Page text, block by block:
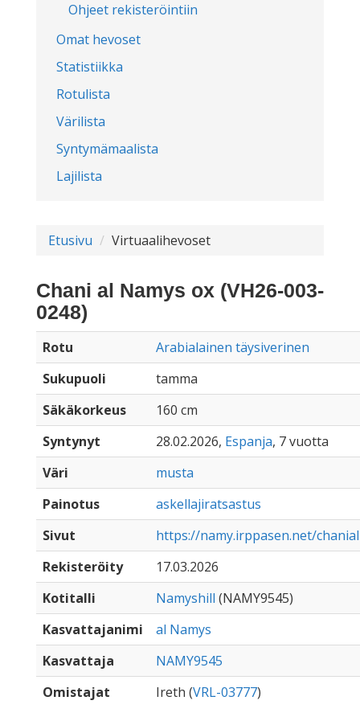
Ohjeet rekisteröintiin
Omat hevoset
Statistiikka
Rotulista
Värilista
Syntymämaalista
Lajilista
Etusivu Virtuaalihevoset
Chani al Namys ox (VH26-003-
0248)
Rotu
Arabialainen täysiverinen
Sukupuoli
tamma
Säkäkorkeus
160 cm
Syntynyt
28.02.2026, Espanja, 7 vuotta
Väri
musta
Painotus
askellajiratsastus
Sivut
https://namy.irppasen.net/
Rekisteröity
17.03.2026
Kotitalli
Namyshill (NAMY9545)
Kasvattajanimi
al Namys
Kasvattaja
NAMY9545
Omistajat
Ireth (VRL-03777)